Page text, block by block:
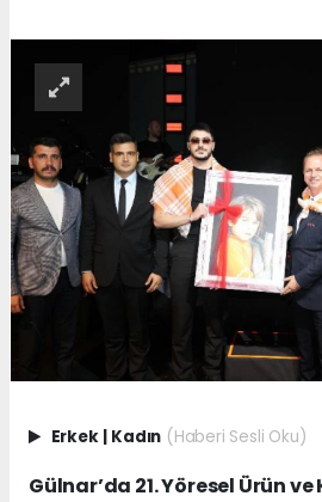
Erkek Kadın (Haberi Sesli Oku)
Gülnar’da 21. Yöresel Ürün